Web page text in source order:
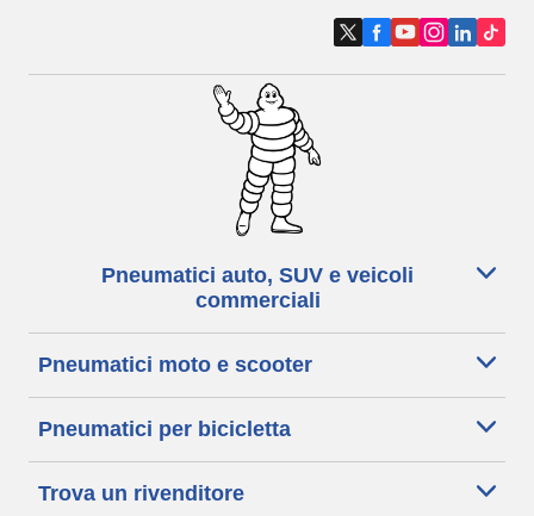
Pneumatici auto, SUV e veicoli
commerciali
Pneumatici moto e scooter
Pneumatici per bicicletta
Trova un rivenditore